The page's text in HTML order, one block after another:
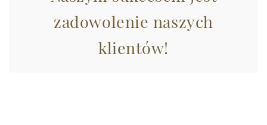
zadowolenie naszych
klientów!